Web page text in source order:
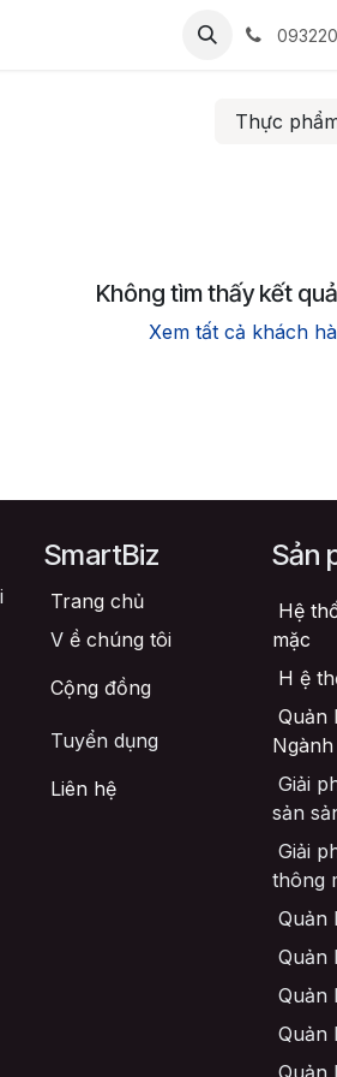
CỘNG ĐỒNG LIÊN HỆ
Thực
Không tìm thấy kết
Xem tất cả khách
SmartBiz
Trang chủ
V ề chúng tôi
Cộng đồng
Tuyển dụng
Liên hệ
Sản
Hệ
mặc
H ệ
Quản
Giải
sản
Giải
thông
Quản
Quản
Quản
Quản
Quản